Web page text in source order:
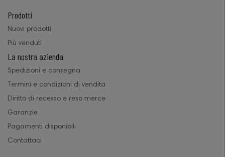
Prodotti
Nuovi prodotti
Più venduti
La nostra azienda
Spedizioni e consegna
Termini e condizioni di vendita
Diritto di recesso e reso merce
Garanzie
Pagamenti disponibili
Contattaci